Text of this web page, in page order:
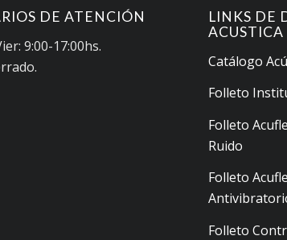
DE ATENCIÓN
9:00-17:00hs.
LINKS DE
Catálogo
Folleto
Folleto
Ruido
Folleto
Folleto